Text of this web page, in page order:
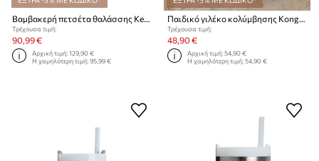
Βαμβακερή πετσέτα θαλάσσης Kenzo KFAUVE Naturel 90 x 160 cm
Τρέχουσα τιμή:
90,99 €
Αρχική τιμή:129,90 €
Η χαμηλότερη τιμή:95,99 €
Παιδικό γιλέκο κολύμβησης Konges Sløjd ELLIS SWIM VEST
Τρέχουσα τιμή:
48,90 €
Αρχική τιμή:54,90 €
Η χαμηλότερη τιμή:54,90 €